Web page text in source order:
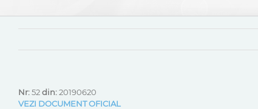
Nr:52din:20190620
VEZI DOCUMENT OFICIAL